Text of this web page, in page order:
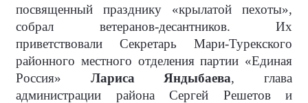
посвященный празднику «крылатой пехоты»,
собрал ветеранов-десантников. Их
приветствовали Секретарь Мари-Турекского
районного местного отделения партии «Единая
Россия» Лариса Яндыбаева, глава
администрации района Сергей Решетов и